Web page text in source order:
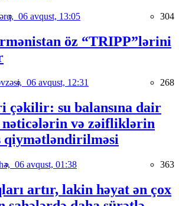
06 avqust, 13:05 304
öz “TRIPP”lərini
06 avqust, 12:31 268
çəkilir: su balansına dair
və zəifliklərin
qiymətləndirilməsi
06 avqust, 01:38 363
artır, lakin həyat ən çox